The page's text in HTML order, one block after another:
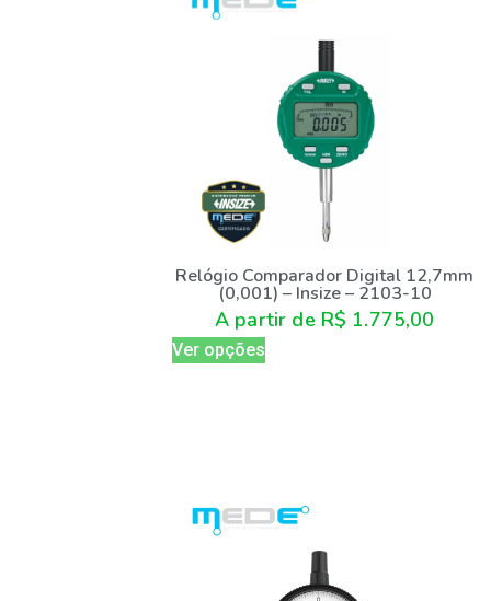
Relógio Comparador Digital 12,7mm
(0,001) – Insize – 2103-10
A partir de R$ 1.775,00
Ver opções